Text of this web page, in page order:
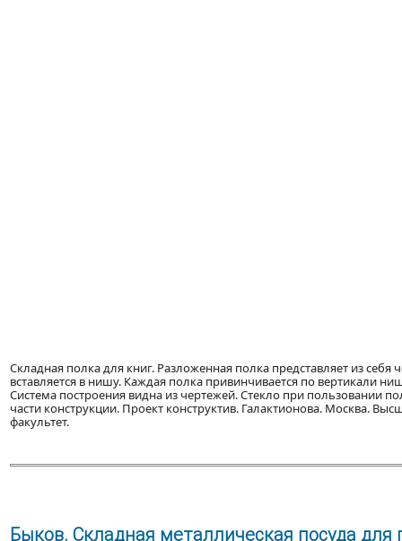
Складная полка для книг. Разложенная полка представляет из
вставляется в нишу. Каждая полка привинчивается по вертикали
Система построения видна из чертежей. Стекло при пользовании
части конструкции. Проект конструктив. Галактионова. Москва.
факультет.
Быков. Складная металлическая посуда для